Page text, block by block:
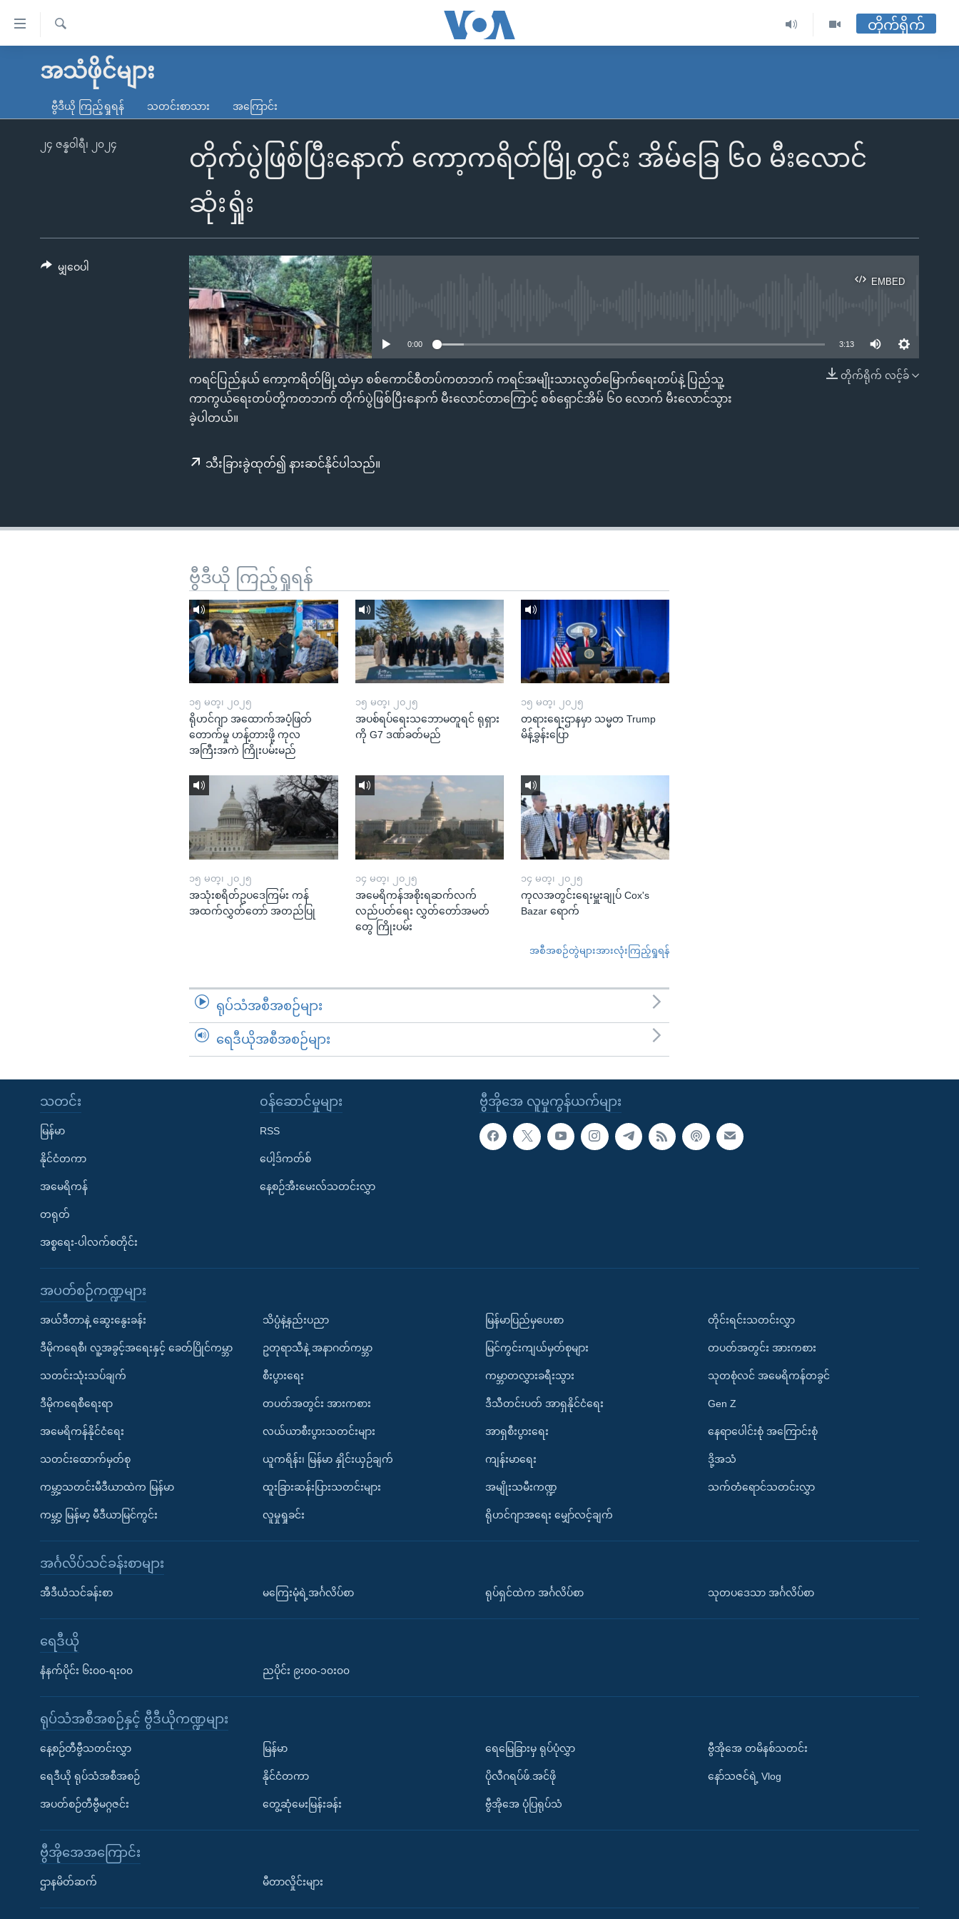
လွယ်ကူ
သည့်
မူလစာမျက်နှာ
ကမ္ဘာ့သတင်းများ
နိုင်ငံတကာ
မကြေးမုံရဲ့ အင်္ဂလိပ်စာ
ရေဒီယို
ရေဒီယိုနှင့်ရုပ်သံ အချက်အလက်များ
ရ
တိုက်ရိုက်
အသံဖိုင်များ
ဗွီဒီယို ကြည့်ရှုရန် သတင်းစာသား အကြောင်း
တိုက်ပွဲဖြစ်ပြီးနောက် ကော့ကရိတ်မြို့တွင်း အိမ်ခြေ ၆၀ မီးလောင်
ဆုံးရှုံး
၂၄ ဇန္နဝါရီ၊ ၂၀၂၄
EMBED
EMBED
0:00 3:13
တိုက်ရိုက် လင့်ခ်
ကရင်ပြည်နယ် ကော့ကရိတ်မြို့ထဲမှာ စစ်ကောင်စီတပ်ကတဘက် ကရင်အမျိုးသားလွတ်မြောက်ရေးတပ်နဲ့ ပြည်သူ့
ကာကွယ်ရေးတပ်တို့ကတဘက် တိုက်ပွဲဖြစ်ပြီးနောက် မီးလောင်တာကြောင့် စစ်ရှောင်အိမ် ၆၀ လောက် မီးလောင်သွား
ခဲ့ပါတယ်။
သီးခြားခွဲထုတ်၍ နားဆင်နိုင်ပါသည်။
မျှဝေပါ
ဗွီဒီယို ကြည့်ရှုရန်
၁၅ မတ္၊ ၂၀၂၅
ရိုဟင်ဂျာ အထောက်အပံ့ဖြတ်
တောက်မှု ဟန့်တားဖို့ ကုလ
အကြီးအကဲ ကြိုးပမ်းမည်
၁၅ မတ္၊ ၂၀၂၅
အပစ်ရပ်ရေးသဘောမတူရင် ရုရှား
ကို G7 ဒဏ်ခတ်မည်
၁၅ မတ္၊ ၂၀၂၅
တရားရေးဌာနမှာ သမ္မတ Trump
မိန့်ခွန်းပြော
၁၅ မတ္၊ ၂၀၂၅
အသုံးစရိတ်ဥပဒေကြမ်း ကန်
အထက်လွှတ်တော် အတည်ပြု
၁၄ မတ္၊ ၂၀၂၅
အမေရိကန်အစိုးရဆက်လက်
လည်ပတ်ရေး လွှတ်တော်အမတ်
တွေ ကြိုးပမ်း
၁၄ မတ္၊ ၂၀၂၅
ကုလအတွင်းရေးမှူးချုပ် Cox's
Bazar ရောက်
အစီအစဉ်တွဲများအားလုံးကြည့်ရှုရန်
ရုပ်သံအစီအစဉ်များ
ရေဒီယိုအစီအစဉ်များ
ဗွီအိုအေ လူမှုကွန်ယက်များ
သတင်း
မြန်မာ
နိုင်ငံတကာ
အမေရိကန်
တရုတ်
အစ္စရေး-ပါလက်စတိုင်း
၀န်ဆောင်မှုများ
RSS
ပေါ့ဒ်ကတ်စ်
နေ့စဉ်အီးမေးလ်သတင်းလွှာ
အပတ်စဉ်ကဏ္ဍများ
အယ်ဒီတာနဲ့ ဆွေးနွေးခန်း
ဒီမိုကရေစီ၊ လူ့အခွင့်အရေးနှင့် ခေတ်ပြိုင်ကမ္ဘာ
သတင်းသုံးသပ်ချက်
ဒီမိုကရေစီရေးရာ
အမေရိကန်နိုင်ငံရေး
သတင်းထောက်မှတ်စု
ကမ္ဘာ့သတင်းမီဒီယာထဲက မြန်မာ
ကမ္ဘာ့ မြန်မာ့ မီဒီယာမြင်ကွင်း
သိပ္ပံနဲ့နည်းပညာ
ဥတုရာသီနဲ့ အနာဂတ်ကမ္ဘာ
စီးပွားရေး
တပတ်အတွင်း အားကစား
လယ်ယာစီးပွားသတင်းများ
ယူကရိန်း၊ မြန်မာ နှိုင်းယှဉ်ချက်
ထူးခြားဆန်းပြားသတင်းများ
လူမှုရှုခင်း
မြန်မာပြည်မှပေးစာ
မြင်ကွင်းကျယ်မှတ်စုများ
ကမ္ဘာတလွှားခရီးသွား
ဒီသီတင်းပတ် အာရှနိုင်ငံရေး
အာရှစီးပွားရေး
ကျန်းမာရေး
အမျိုးသမီးကဏ္ဍ
ရိုဟင်ဂျာအရေး မျှော်လင့်ချက်
တိုင်းရင်းသတင်းလွှာ
တပတ်အတွင်း အားကစား
သုတစုံလင် အမေရိကန်တခွင်
Gen Z
နေရာပေါင်းစုံ အကြောင်းစုံ
ဒို့အသံ
သက်တံရောင်သတင်းလွှာ
အင်္ဂလိပ်သင်ခန်းစာများ
အီဒီယံသင်ခန်းစာ မကြေးမုံရဲ့အင်္ဂလိပ်စာ ရုပ်ရှင်ထဲက အင်္ဂလိပ်စာ သုတပဒေသာ အင်္ဂလိပ်စာ
ရေဒီယို
နံနက်ပိုင်း ၆း၀၀-ရး၀၀ ညပိုင်း ၉း၀၀-၁၀း၀၀
ရုပ်သံအစီအစဉ်နှင့် ဗွီဒီယိုကဏ္ဍများ
နေ့စဉ်တီဗွီသတင်းလွှာ
ရေဒီယို ရုပ်သံအစီအစဉ်
အပတ်စဉ်တီဗွီမဂ္ဂဇင်း
မြန်မာ
နိုင်ငံတကာ
တွေ့ဆုံမေးမြန်းခန်း
ရေမြေခြားမှ ရုပ်ပုံလွှာ
ပိုလီဂရပ်ဖ်.အင်ဖို
ဗွီအိုအေ ပုံပြရုပ်သံ
ဗွီအိုအေ တမိနစ်သတင်း
နော်သဇင်ရဲ့ Vlog
ဗွီအိုအေအကြောင်း
ဌာနမိတ်ဆက် မီတာလှိုင်းများ